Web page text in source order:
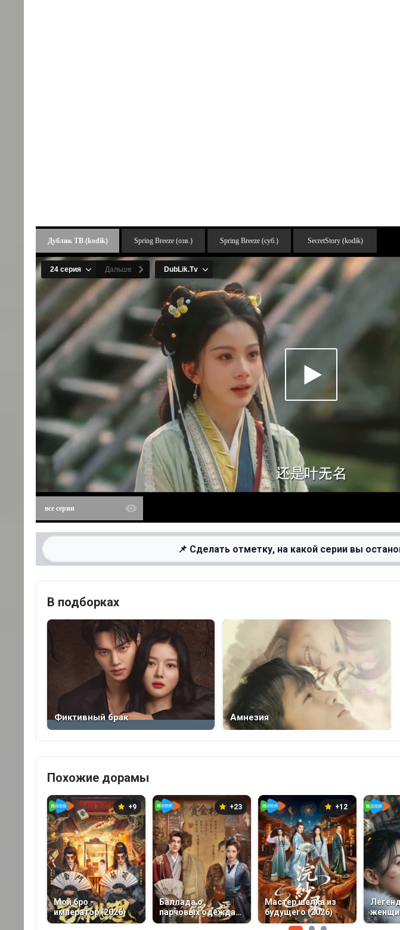
Дублик ТВ (kodik) Spring Breeze (озв.) Spring Breeze (суб.) SecretStory (kodik)
все серии
📌 Сделать отметку, на какой серии вы
В подборках
Фиктивный брак Амнезия
Похожие дорамы
+9
Мой бро -
император (2026)
+23
Баллада о
парчовых одеждах
(2026)
+12
Мастер шелка из
будущего (2026)
(2025)